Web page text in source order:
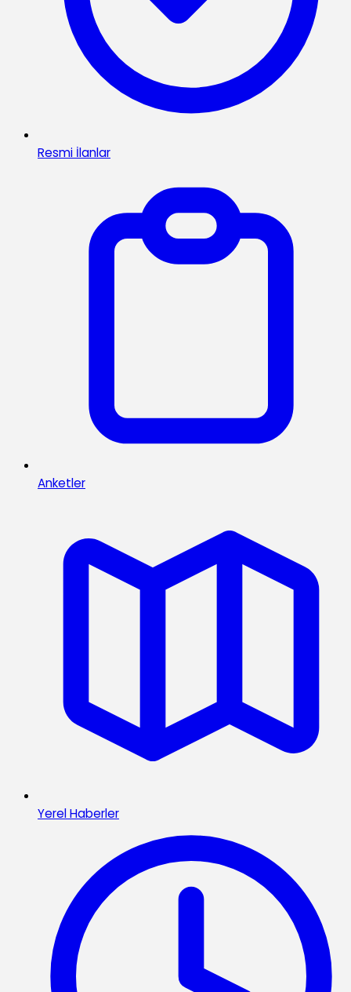
Resmi İlanlar
Anketler
Yerel Haberler